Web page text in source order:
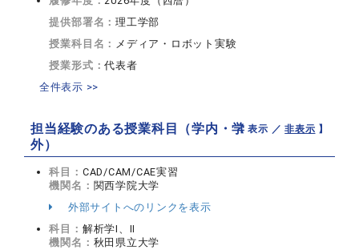
提供部署名：理工学部
授業科目名： メディア・ロボット実験
授業形式：代表者
全件表示 >>
担当経験のある授業科目（学内・学
外）
【 表示 ／非表示 】
科目： CAD/CAM/CAE実習
機関名： 関西学院大学
外部サイトへのリンクを表示
科目： 解析学Ⅰ、Ⅱ
機関名： 秋田県立大学